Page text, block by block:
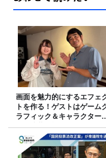
画面を魅力的にするエフェ
トを作る！ゲストはゲーム
ラフィック＆キャラクター
攻の遠藤里桜さん！